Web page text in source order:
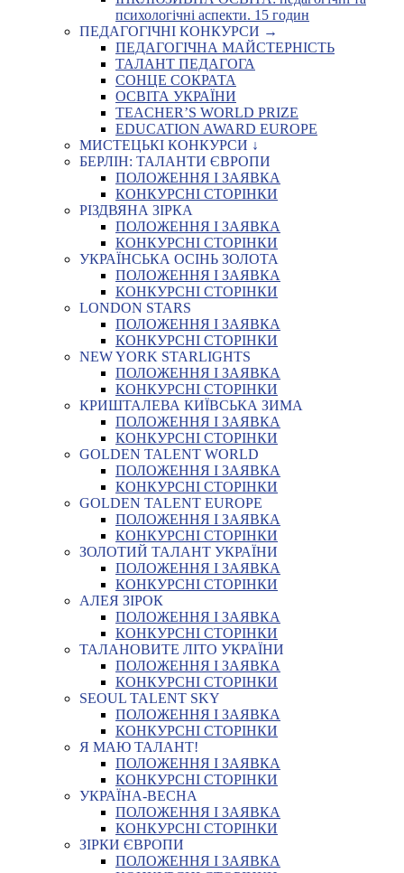
психологічні аспекти. 15 годин
ПЕДАГОГІЧНІ КОНКУРСИ →
ПЕДАГОГІЧНА МАЙСТЕРНІСТЬ
ТАЛАНТ ПЕДАГОГА
СОНЦЕ СОКРАТА
ОСВІТА УКРАЇНИ
TEACHER’S WORLD PRIZE
EDUCATION AWARD EUROPE
МИСТЕЦЬКІ КОНКУРСИ ↓
БЕРЛІН: ТАЛАНТИ ЄВРОПИ
ПОЛОЖЕННЯ І ЗАЯВКА
КОНКУРСНІ СТОРІНКИ
РІЗДВЯНА ЗІРКА
ПОЛОЖЕННЯ І ЗАЯВКА
КОНКУРСНІ СТОРІНКИ
УКРАЇНСЬКА ОСІНЬ ЗОЛОТА
ПОЛОЖЕННЯ І ЗАЯВКА
КОНКУРСНІ СТОРІНКИ
LONDON STARS
ПОЛОЖЕННЯ І ЗАЯВКА
КОНКУРСНІ СТОРІНКИ
NEW YORK STARLIGHTS
ПОЛОЖЕННЯ І ЗАЯВКА
КОНКУРСНІ СТОРІНКИ
КРИШТАЛЕВА КИЇВСЬКА ЗИМА
ПОЛОЖЕННЯ І ЗАЯВКА
КОНКУРСНІ СТОРІНКИ
GOLDEN TALENT WORLD
ПОЛОЖЕННЯ І ЗАЯВКА
КОНКУРСНІ СТОРІНКИ
GOLDEN TALENT EUROPE
ПОЛОЖЕННЯ І ЗАЯВКА
КОНКУРСНІ СТОРІНКИ
ЗОЛОТИЙ ТАЛАНТ УКРАЇНИ
ПОЛОЖЕННЯ І ЗАЯВКА
КОНКУРСНІ СТОРІНКИ
АЛЕЯ ЗІРОК
ПОЛОЖЕННЯ І ЗАЯВКА
КОНКУРСНІ СТОРІНКИ
ТАЛАНОВИТЕ ЛІТО УКРАЇНИ
ПОЛОЖЕННЯ І ЗАЯВКА
КОНКУРСНІ СТОРІНКИ
SEOUL TALENT SKY
ПОЛОЖЕННЯ І ЗАЯВКА
КОНКУРСНІ СТОРІНКИ
Я МАЮ ТАЛАНТ!
ПОЛОЖЕННЯ І ЗАЯВКА
КОНКУРСНІ СТОРІНКИ
УКРАЇНА-ВЕСНА
ПОЛОЖЕННЯ І ЗАЯВКА
КОНКУРСНІ СТОРІНКИ
ЗІРКИ ЄВРОПИ
ПОЛОЖЕННЯ І ЗАЯВКА